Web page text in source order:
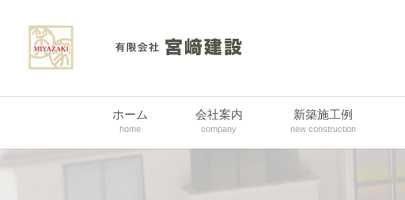
ホーム
home
会社案内
company
新築施工例
new construction